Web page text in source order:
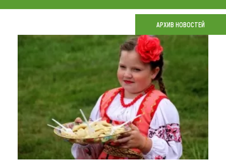
Карта
Что привезти (сувениры)
О регионе
Коллекция впечатлений
Другие рубрики
АРХИВ НОВОСТЕЙ